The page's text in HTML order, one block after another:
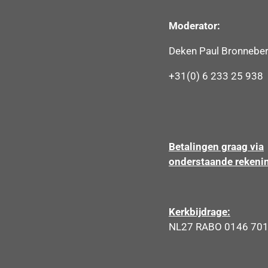
Moderator:
Deken Paul
+31(0) 6 233 25 938
Betalingen graag via
onderstaande
Kerkbijdrage:
NL27 RABO 0146